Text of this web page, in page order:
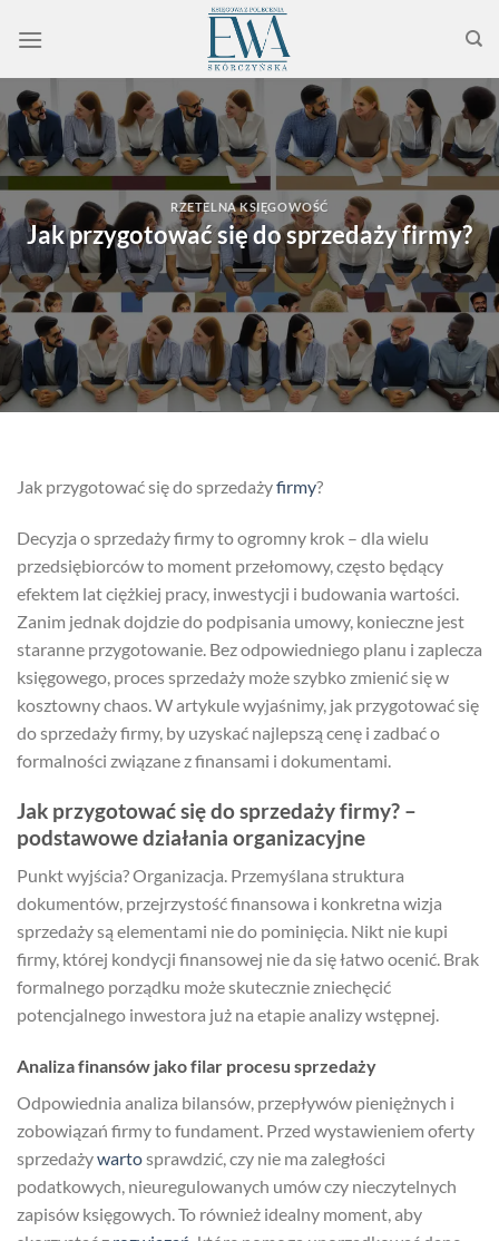
RZETELNA KSIĘGOWOŚĆ
Jak przygotować się do sprzedaży firmy?
Jak przygotować się do sprzedażyfirmy?
Decyzja o sprzedaży firmy to ogromny krok – dla wielu
przedsiębiorców to moment przełomowy, często będący
efektem lat ciężkiej pracy, inwestycji i budowania wartości.
Zanim jednak dojdzie do podpisania umowy, konieczne jest
staranne przygotowanie. Bez odpowiedniego planu i zaplecza
księgowego, proces sprzedaży może szybko zmienić się w
kosztowny chaos. W artykule wyjaśnimy, jak przygotować się
do sprzedaży firmy, by uzyskać najlepszą cenę i zadbać o
formalności związane z finansami i dokumentami.
Jak przygotować się do sprzedaży firmy? –
podstawowe działania organizacyjne
Punkt wyjścia? Organizacja. Przemyślana struktura
dokumentów, przejrzystość finansowa i konkretna wizja
sprzedaży są elementami nie do pominięcia. Nikt nie kupi
firmy, której kondycji finansowej nie da się łatwo ocenić. Brak
formalnego porządku może skutecznie zniechęcić
potencjalnego inwestora już na etapie analizy wstępnej.
Analiza finansów jako filar procesu sprzedaży
Odpowiednia analiza bilansów, przepływów pieniężnych i
zobowiązań firmy to fundament. Przed wystawieniem oferty
sprzedażywartosprawdzić, czy nie ma zaległości
podatkowych, nieuregulowanych umów czy nieczytelnych
zapisów księgowych. To również idealny moment, aby